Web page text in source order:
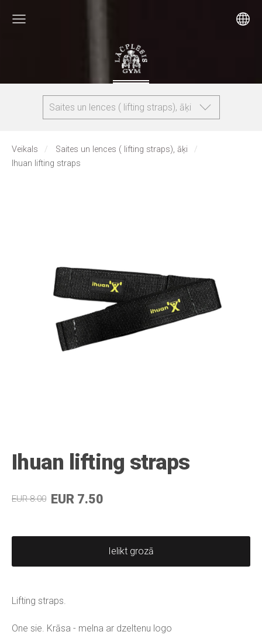
Saites un lences ( lifting straps), āķi
Veikals
Saites un lences ( lifting straps), āķi
Ihuan lifting straps
Ihuan lifting straps
EUR 8.00 EUR 7.50
Ielikt grozā
Lifting straps.
One sie. Krāsa - melna ar dzeltenu logo